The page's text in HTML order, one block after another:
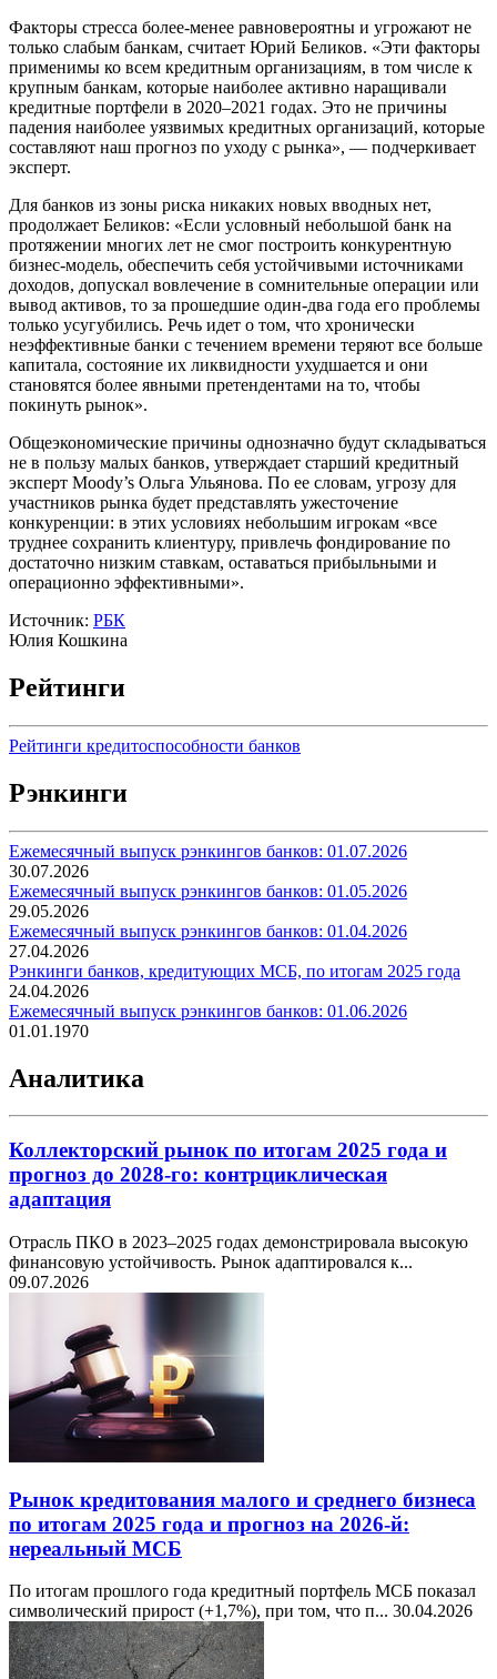
Факторы стресса более-менее равновероятны и угрожают не
только слабым банкам, считает Юрий Беликов. «Эти факторы
применимы ко всем кредитным организациям, в том числе к
крупным банкам, которые наиболее активно наращивали
кредитные портфели в 2020–2021 годах. Это не причины
падения наиболее уязвимых кредитных организаций, которые
составляют наш прогноз по уходу с рынка», — подчеркивает
эксперт.
Для банков из зоны риска никаких новых вводных нет,
продолжает Беликов: «Если условный небольшой банк на
протяжении многих лет не смог построить конкурентную
бизнес-модель, обеспечить себя устойчивыми источниками
доходов, допускал вовлечение в сомнительные операции или
вывод активов, то за прошедшие один-два года его проблемы
только усугубились. Речь идет о том, что хронически
неэффективные банки с течением времени теряют все больше
капитала, состояние их ликвидности ухудшается и они
становятся более явными претендентами на то, чтобы
покинуть рынок».
Общеэкономические причины однозначно будут складываться
не в пользу малых банков, утверждает старший кредитный
эксперт Moody’s Ольга Ульянова. По ее словам, угрозу для
участников рынка будет представлять ужесточение
конкуренции: в этих условиях небольшим игрокам «все
труднее сохранить клиентуру, привлечь фондирование по
достаточно низким ставкам, оставаться прибыльными и
операционно эффективными».
Источник: РБК
Юлия Кошкина
Рейтинги
Рейтинги кредитоспособности банков
Рэнкинги
Ежемесячный выпуск рэнкингов банков: 01.07.2026
30.07.2026
Ежемесячный выпуск рэнкингов банков: 01.05.2026
29.05.2026
Ежемесячный выпуск рэнкингов банков: 01.04.2026
27.04.2026
Рэнкинги банков, кредитующих МСБ, по итогам 2025 года
24.04.2026
Ежемесячный выпуск рэнкингов банков: 01.06.2026
01.01.1970
Аналитика
Коллекторский рынок по итогам 2025 года и
прогноз до 2028-го: контрциклическая
адаптация
Отрасль ПКО в 2023–2025 годах демонстрировала высокую
финансовую устойчивость. Рынок адаптировался к...
09.07.2026
Рынок кредитования малого и среднего бизнеса
по итогам 2025 года и прогноз на 2026-й:
нереальный МСБ
По итогам прошлого года кредитный портфель МСБ показал
символический прирост (+1,7%), при том, что п... 30.04.2026